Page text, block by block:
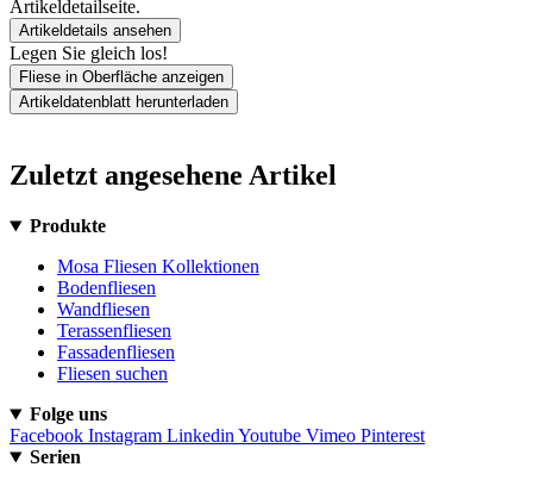
Artikeldetailseite.
Artikeldetails ansehen
Legen Sie gleich los!
Fliese in Oberfläche anzeigen
Artikeldatenblatt herunterladen
Zuletzt angesehene Artikel
Produkte
Mosa Fliesen Kollektionen
Bodenfliesen
Wandfliesen
Terassenfliesen
Fassadenfliesen
Fliesen suchen
Folge uns
Facebook Instagram Linkedin Youtube Vimeo Pinterest
Serien